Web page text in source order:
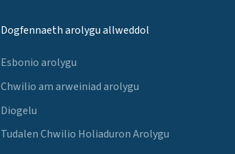
Dogfennaeth arolygu allweddol
Esbonio arolygu
Chwilio am arweiniad arolygu
Diogelu
Tudalen Chwilio Holiaduron Arolygu